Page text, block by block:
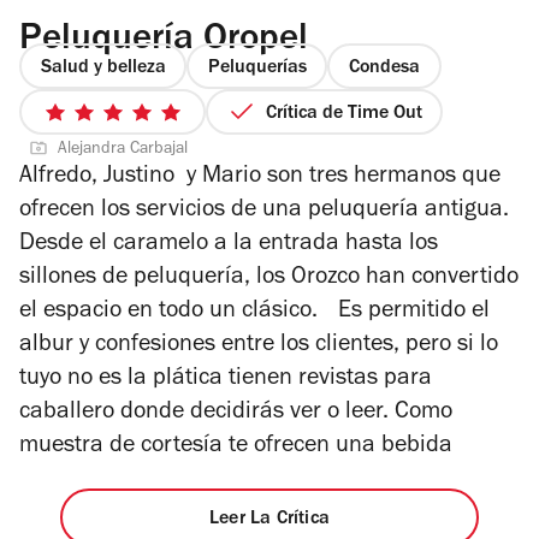
Peluquería Oropel
Salud y belleza Peluquerías Condesa
5
de
5
estrellas
Crítica de Time Out
Alejandra Carbajal
Alfredo, Justino y Mario son tres hermanos que
ofrecen los servicios de una peluquería antigua.
Desde el caramelo a la entrada hasta los
sillones de peluquería, los Orozco han convertido
el espacio en todo un clásico. Es permitido el
albur y confesiones entre los clientes, pero si lo
tuyo no es la plática tienen revistas para
caballero donde decidirás ver o leer. Como
muestra de cortesía te ofrecen una bebida
Leer La Crítica